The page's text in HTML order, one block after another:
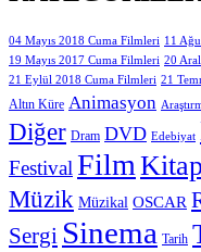
04 Mayıs 2018 Cuma Filmleri 11
19 Mayıs 2017 Cuma Filmleri 20
21 Eylül 2018 Cuma Filmleri 21
Altın Küre Animasyon
Diğer Dram DVD Edebiyat
FestivalFilmKitap
Müzik Müzikal OSCAR
Sergi Sinema Tarih